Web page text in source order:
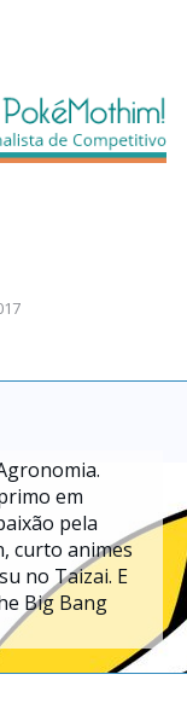
em
pela
curto animes
no Taizai. E
Big Bang